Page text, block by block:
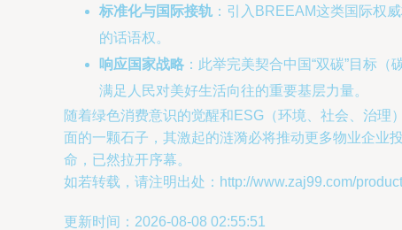
标准化与国际接轨 ：引入BREEAM这类国际权
的话语权。
响应国家战略 ：此举完美契合中国“双碳”目标
满足人民对美好生活向往的重要基层力量。
随着绿色消费意识的觉醒和ESG（环境、社会、治理
面的一颗石子，其激起的涟漪必将推动更多物业企业
命，已然拉开序幕。
如若转载，请注明出处：http://www.zaj99.com/
更新时间：2026-08-08 02:55:51